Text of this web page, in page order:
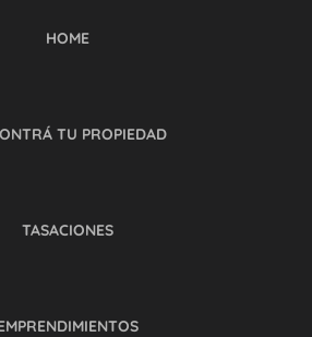
HOME
TU PROPIEDAD
TASACIONES